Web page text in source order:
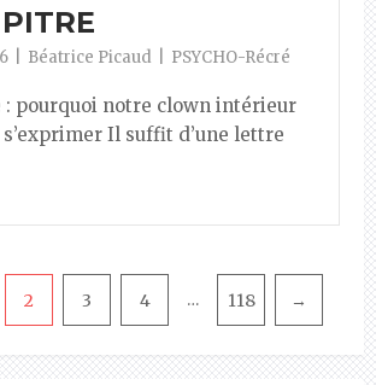
Béatrice Picaud PSYCHO-Récré
: pourquoi notre clown intérieur
Il suffit d’une lettre
2 3 4 … 118 →